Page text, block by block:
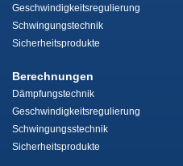
Geschwindigkeitsregulierung
Schwingungstechnik
Sicherheitsprodukte
Berechnungen
Dämpfungstechnik
Geschwindigkeitsregulierung
Schwingungsstechnik
Sicherheitsprodukte